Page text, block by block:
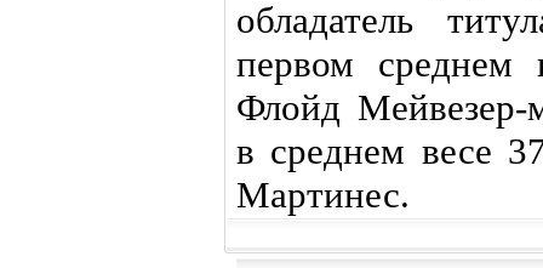
обладатель
первом среднем
Флойд
в среднем весе
Мартинес.